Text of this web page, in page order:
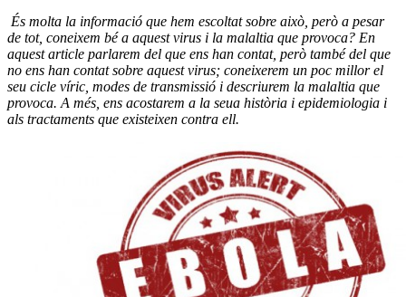
És molta la informació que hem escoltat sobre això, però a pesar
de tot, coneixem bé a aquest virus i la malaltia que provoca? En
aquest article parlarem del que ens han contat, però també del que
no ens han contat sobre aquest virus; coneixerem un poc millor el
seu cicle víric, modes de transmissió i descriurem la malaltia que
provoca. A més, ens acostarem a la seua història i epidemiologia i
als tractaments que existeixen contra ell.